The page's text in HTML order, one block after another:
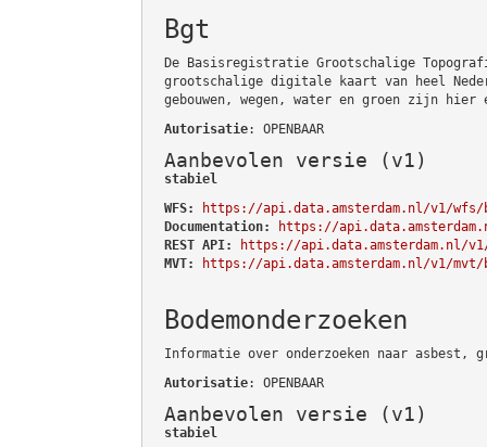
Bgt
De Basisregistratie Grootschalige
grootschalige digitale kaart van heel
gebouwen, wegen, water en groen zijn hier
Autorisatie: OPENBAAR
Aanbevolen versie (v1)
stabiel
WFS:
https://api.data.amsterdam.nl/v1/wfs/
Documentation:
https://
REST API:
https://api.data.amsterdam.nl/
MVT:
https://api.data.amsterdam.nl/v1/mvt/
Bodemonderzoeken
Informatie over onderzoeken naar asbest,
Autorisatie: OPENBAAR
Aanbevolen versie (v1)
stabiel